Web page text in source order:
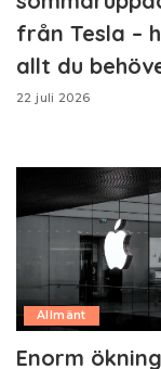
från Tesla –
allt du
22 juli 2026
Allmänt
Enorm